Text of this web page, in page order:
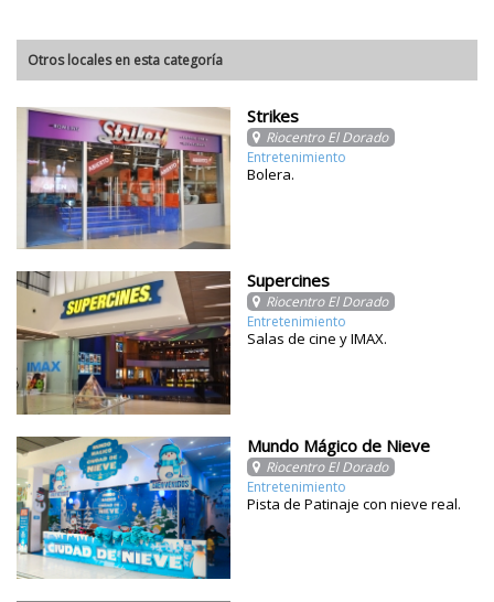
Otros locales en esta categoría
Strikes
Riocentro El Dorado
Entretenimiento
Bolera.
Supercines
Riocentro El Dorado
Entretenimiento
Salas de cine y IMAX.
Mundo Mágico de Nieve
Riocentro El Dorado
Entretenimiento
Pista de Patinaje con nieve real.